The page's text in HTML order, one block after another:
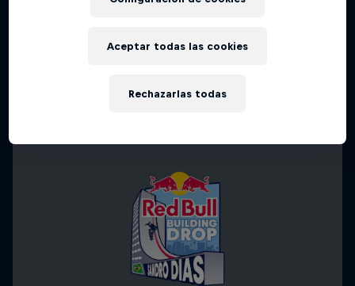
Rechazarlas todas
Aceptar todas las cookies